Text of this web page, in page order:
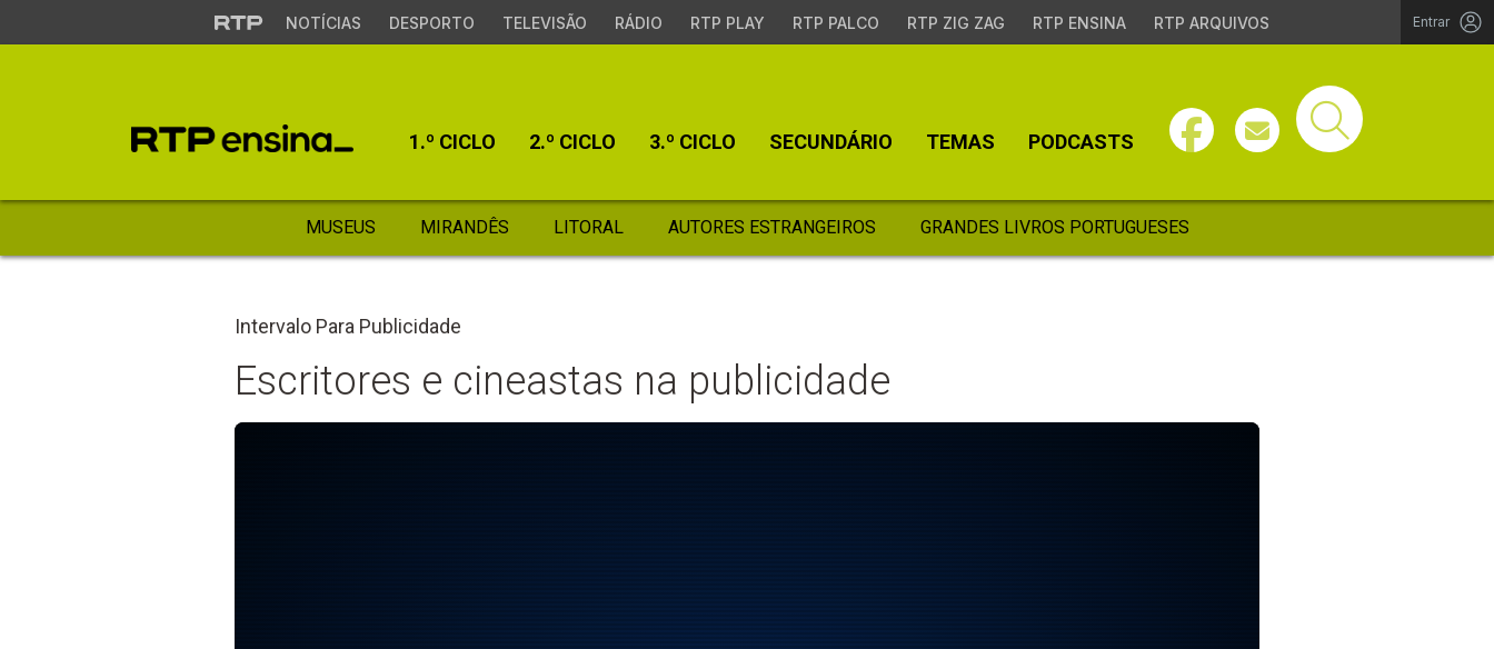
NOTÍCIAS DESPORTO TELEVISÃO RÁDIO RTP PLAY RTP PALCO RTP ZIG ZAG RTP ENSINA RTP ARQUIVOS Entrar
1.º CICLO 2.º CICLO 3.º CICLO SECUNDÁRIO TEMAS PODCASTS
MUSEUS MIRANDÊS LITORAL AUTORES ESTRANGEIROS GRANDES LIVROS PORTUGUESES
Intervalo Para Publicidade
Escritores e cineastas na publicidade